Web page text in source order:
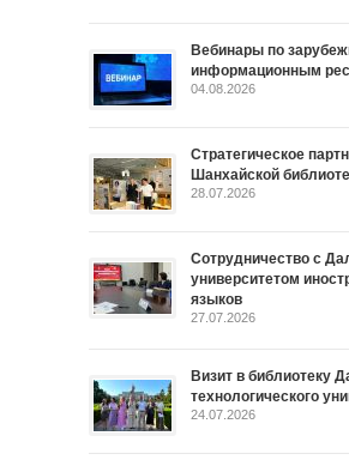
Вебинары по
информационным
04.08.2026
Стратегическое
Шанхайской
28.07.2026
Сотрудничество с
университетом
языков
27.07.2026
Визит в библиотеку
технологического
24.07.2026